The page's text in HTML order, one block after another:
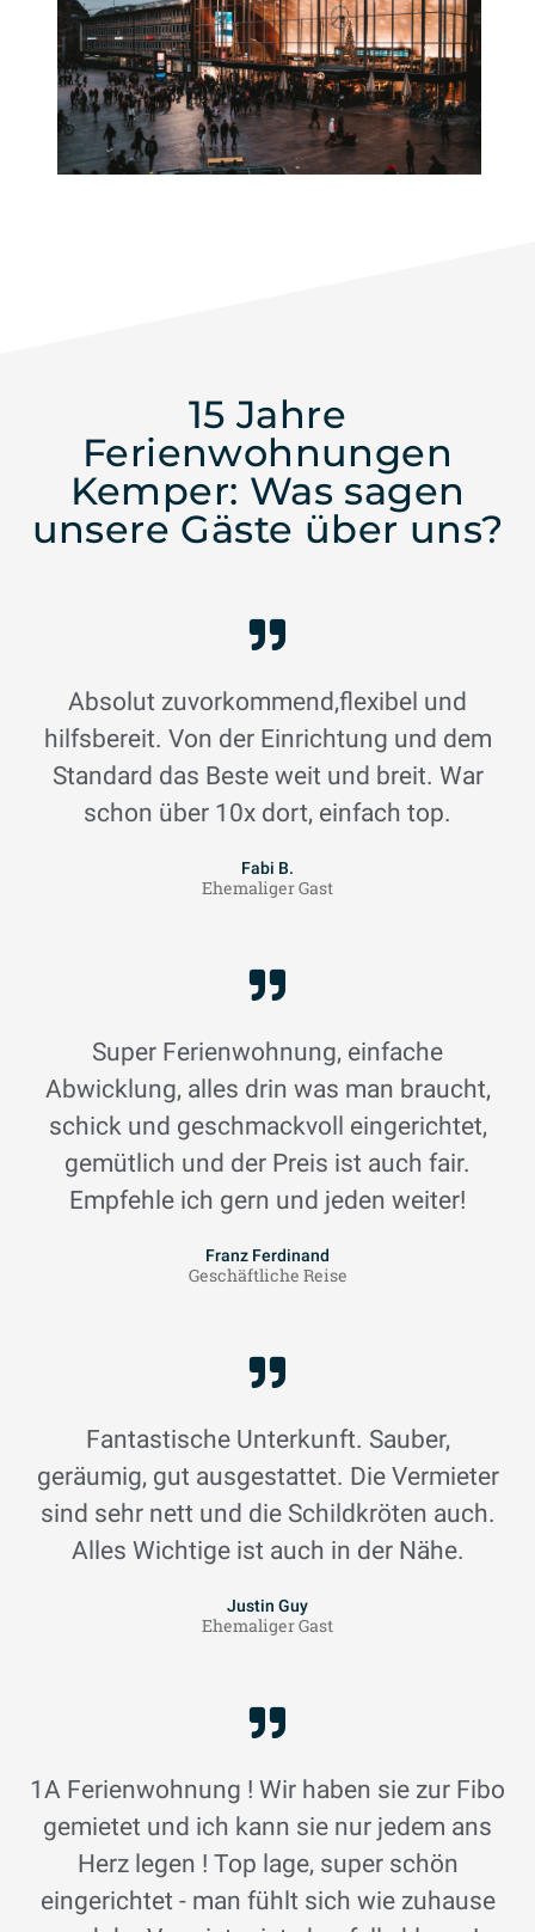
15 Jahre
Ferienwohnungen
Kemper: Was sagen
unsere Gäste über uns?
Absolut zuvorkommend,flexibel und
hilfsbereit. Von der Einrichtung und dem
Standard das Beste weit und breit. War
schon über 10x dort, einfach top.
Fabi B.
Ehemaliger Gast
Super Ferienwohnung, einfache
Abwicklung, alles drin was man braucht,
schick und geschmackvoll eingerichtet,
gemütlich und der Preis ist auch fair.
Empfehle ich gern und jeden weiter!
Franz Ferdinand
Geschäftliche Reise
Fantastische Unterkunft. Sauber,
geräumig, gut ausgestattet. Die Vermieter
sind sehr nett und die Schildkröten auch.
Alles Wichtige ist auch in der Nähe.
Justin Guy
Ehemaliger Gast
1A Ferienwohnung ! Wir haben sie zur Fibo
gemietet und ich kann sie nur jedem ans
Herz legen ! Top lage, super schön
eingerichtet - man fühlt sich wie zuhause